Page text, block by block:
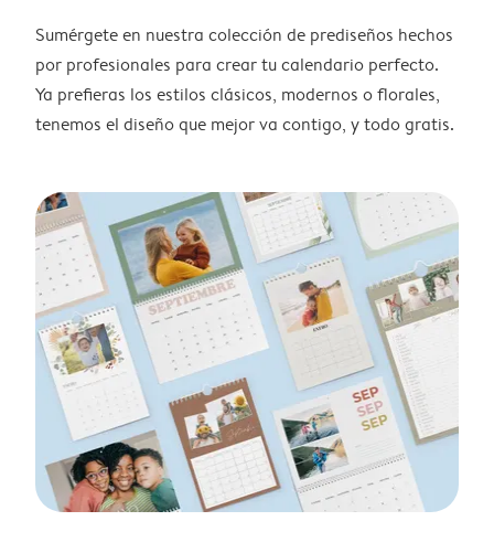
Sumérgete en nuestra colección de prediseños hechos
por profesionales para crear tu calendario perfecto.
Ya prefieras los estilos clásicos, modernos o florales,
tenemos el diseño que mejor va contigo, y todo gratis.